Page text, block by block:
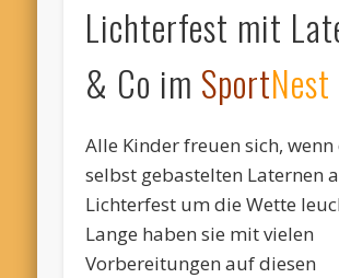
Lichterfest mit
& Co im SportNest
Alle Kinder freuen sich, wenn
selbst gebastelten Laternen
Lichterfest um die Wette
Lange haben sie mit vielen
Vorbereitungen auf diesen